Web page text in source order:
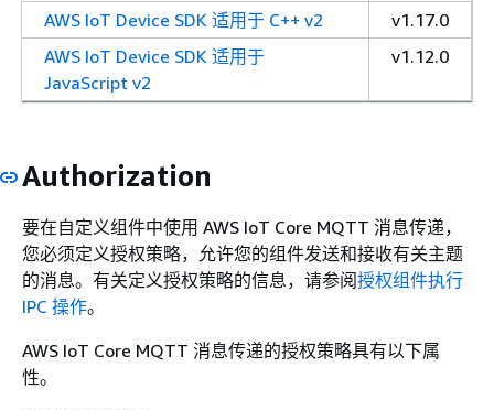
AWS IoT Device SDK 适用于 C++ v2
v1.17.0
AWS IoT Device SDK 适用于
JavaScript v2
v1.12.0
Authorization
要在自定义组件中使用 AWS IoT Core MQTT 消息传递，
您必须定义授权策略，允许您的组件发送和接收有关主题
的消息。有关定义授权策略的信息，请参阅授权组件执行
IPC 操作。
AWS IoT Core MQTT 消息传递的授权策略具有以下属
性。